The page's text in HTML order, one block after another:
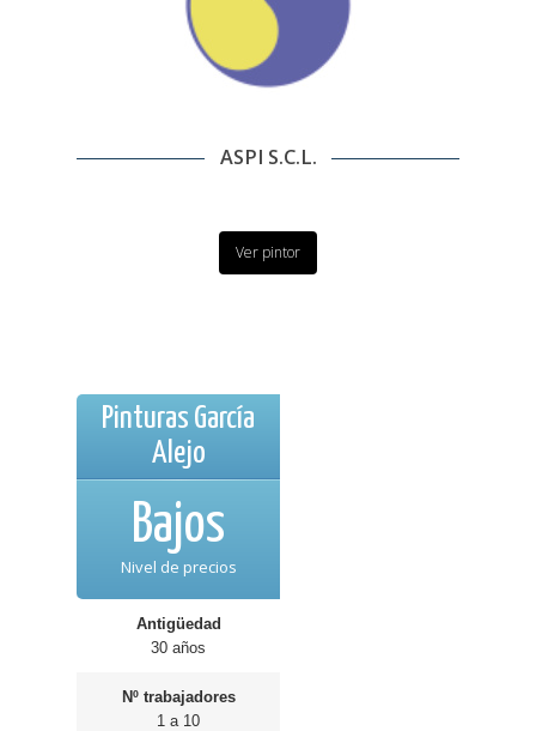
ASPI S.C.L.
Ver pintor
Pinturas García
Alejo
Bajos
Nivel de precios
Antigüedad
30 años
Nº trabajadores
1 a 10